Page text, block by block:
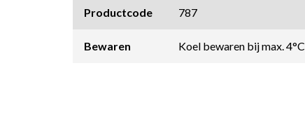
Productcode 787
Bewaren Koel bewaren bij max. 4°C